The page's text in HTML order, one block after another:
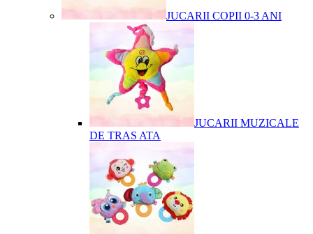
JUCARII COPII 0-3 ANI
JUCARII MUZICALE
DE TRAS ATA